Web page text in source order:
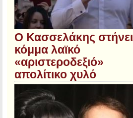
Ο Κασσελάκης στήνει
κόμμα λαϊκό
«αριστεροδεξιό»
απολίτικο χυλό